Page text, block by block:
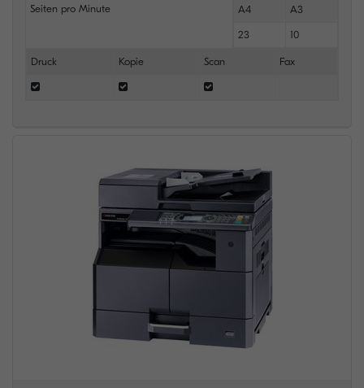
Seiten pro Minute A4 A3
23 10
Druck Kopie Scan Fax